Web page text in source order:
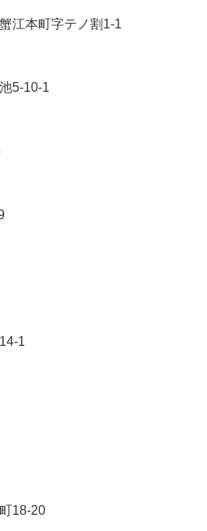
江本町字テノ割1-1
5-10-1
1
18-20